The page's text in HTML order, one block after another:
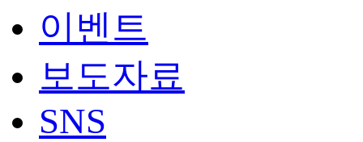
이벤트
보도자료
SNS